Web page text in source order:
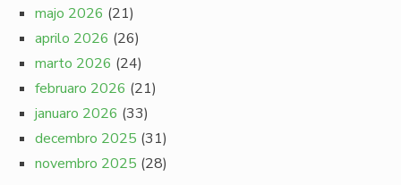
majo 2026 (21)
aprilo 2026 (26)
marto 2026 (24)
februaro 2026 (21)
januaro 2026 (33)
decembro 2025 (31)
novembro 2025 (28)